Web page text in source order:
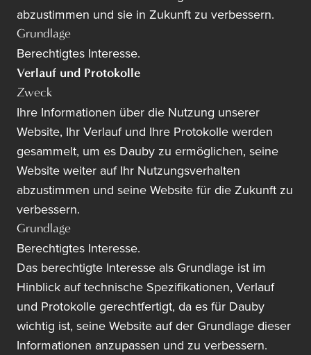
abzustimmen und sie in Zukunft zu verbessern.
Grundlage
Berechtigtes Interesse.
Verlauf und Protokolle
Zweck
Ihre Informationen über die Nutzung unserer
Website, Ihr Verlauf und Ihre Protokolle werden
gesammelt, um es Dauby zu ermöglichen, seine
Website weiter auf Ihr Nutzungsverhalten
abzustimmen und seine Website für die Zukunft zu
verbessern.
Grundlage
Berechtigtes Interesse.
Das berechtigte Interesse als Grundlage ist im
Hinblick auf technische Spezifikationen, Verlauf
und Protokolle gerechtfertigt, da es für Dauby
wichtig ist, seine Website auf der Grundlage dieser
Informationen anzupassen und zu verbessern.